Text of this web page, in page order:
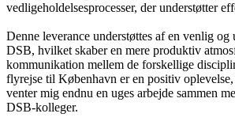
vedligeholdelsesprocesser, der understøtter
Denne leverance understøttes af en venlig
DSB, hvilket skaber en mere produktiv
kommunikation mellem de forskellige
flyrejse til København er en positiv
venter mig endnu en uges arbejde sammen
DSB-kolleger.